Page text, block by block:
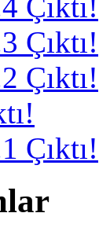
Çıktı!
Çıktı!
Çıktı!